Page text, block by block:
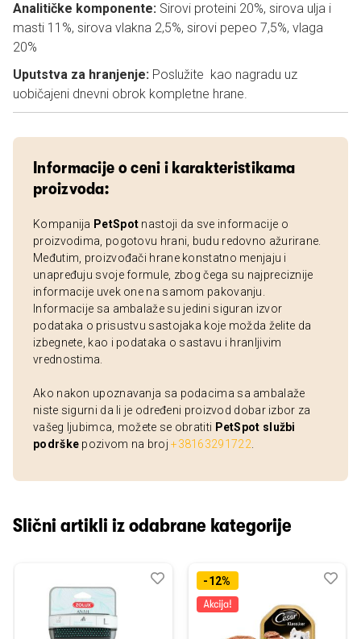
Analitičke komponente: Sirovi proteini 20%, sirova ulja i
masti 11%, sirova vlakna 2,5%, sirovi pepeo 7,5%, vlaga
20%
Uputstva za hranjenje: Poslužite kao nagradu uz
uobičajeni dnevni obrok kompletne hrane.
Informacije o ceni i karakteristikama
proizvoda:
Kompanija PetSpot nastoji da sve informacije o
proizvodima, pogotovu hrani, budu redovno ažurirane.
Međutim, proizvođači hrane konstatno menjaju i
unapređuju svoje formule, zbog čega su najpreciznije
informacije uvek one na samom pakovanju.
Informacije sa ambalaže su jedini siguran izvor
podataka o prisustvu sastojaka koje možda želite da
izbegnete, kao i podataka o sastavu i hranljivim
vrednostima.
Ako nakon upoznavanja sa podacima sa ambalaže
niste sigurni da li je određeni proizvod dobar izbor za
vašeg ljubimca, možete se obratiti PetSpot službi
podrške pozivom na broj+38163291722
Slični artikli iz odabrane kategorije
Dodaj
Uporedi-12%